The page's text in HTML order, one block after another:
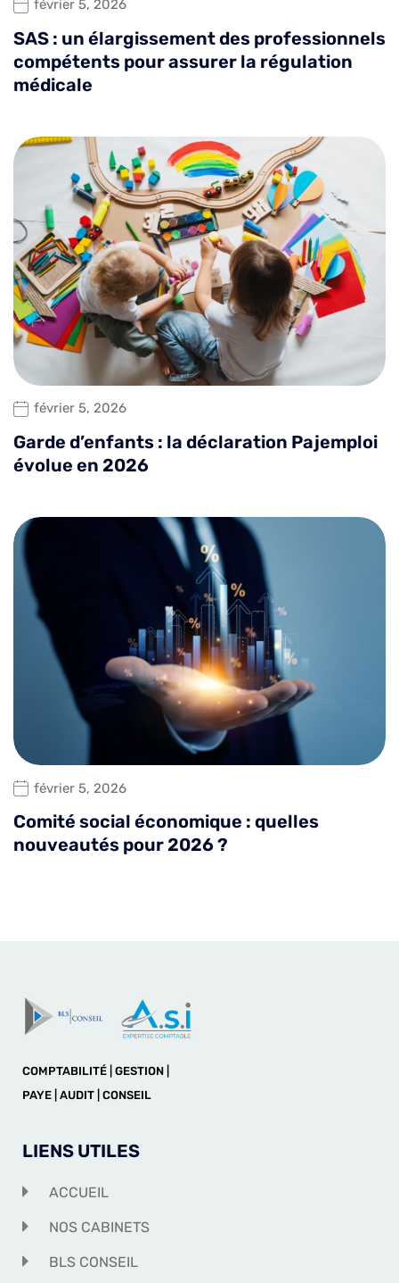
février 5, 2026
SAS : un élargissement des professionnels
compétents pour assurer la régulation
médicale
février 5, 2026
Garde d’enfants : la déclaration Pajemploi
évolue en 2026
février 5, 2026
Comité social économique : quelles
nouveautés pour 2026 ?
COMPTABILITÉ | GESTION |
PAYE | AUDIT | CONSEIL
LIENS UTILES
ACCUEIL
NOS CABINETS
BLS CONSEIL